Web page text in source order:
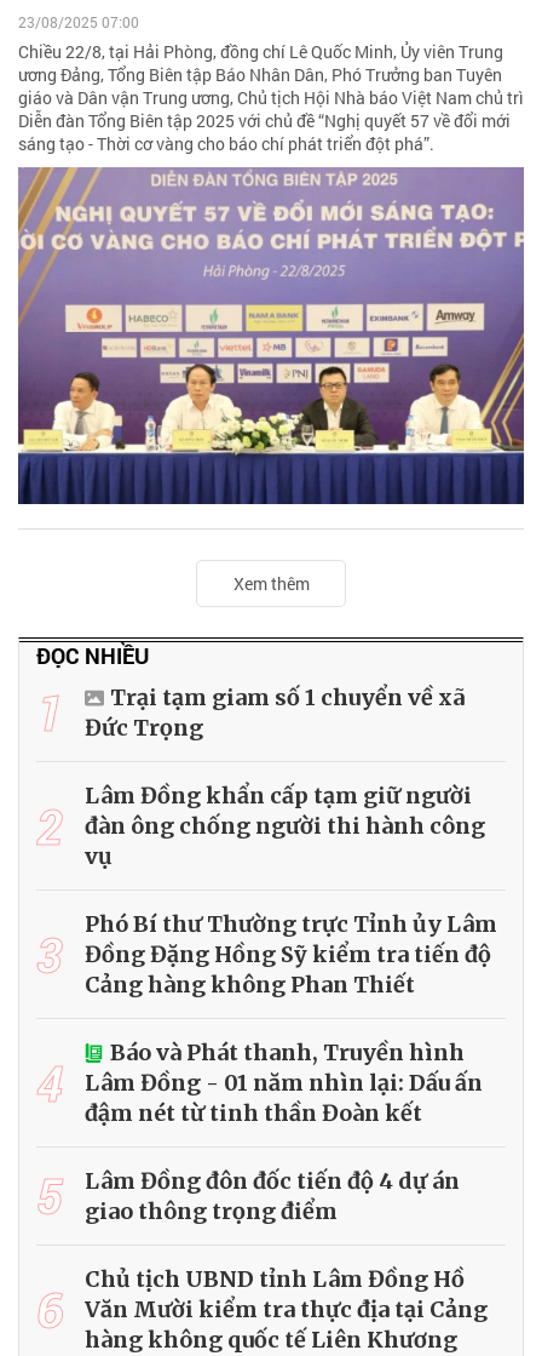
23/08/2025 07:00
Chiều 22/8, tại Hải Phòng, đồng chí Lê Quốc Minh, Ủy viên Trung
ương Đảng, Tổng Biên tập Báo Nhân Dân, Phó Trưởng ban Tuyên
giáo và Dân vận Trung ương, Chủ tịch Hội Nhà báo Việt Nam chủ trì
Diễn đàn Tổng Biên tập 2025 với chủ đề “Nghị quyết 57 về đổi mới
sáng tạo - Thời cơ vàng cho báo chí phát triển đột phá”.
Xem thêm
ĐỌC NHIỀU
1
Trại tạm giam số 1 chuyển về xã
Đức Trọng
2
Lâm Đồng khẩn cấp tạm giữ người
đàn ông chống người thi hành công
vụ
3
Phó Bí thư Thường trực Tỉnh ủy Lâm
Đồng Đặng Hồng Sỹ kiểm tra tiến độ
Cảng hàng không Phan Thiết
4
Báo và Phát thanh, Truyền hình
Lâm Đồng - 01 năm nhìn lại: Dấu ấn
đậm nét từ tinh thần Đoàn kết
5
Lâm Đồng đôn đốc tiến độ 4 dự án
giao thông trọng điểm
6
Chủ tịch UBND tỉnh Lâm Đồng Hồ
Văn Mười kiểm tra thực địa tại Cảng
hàng không quốc tế Liên Khương